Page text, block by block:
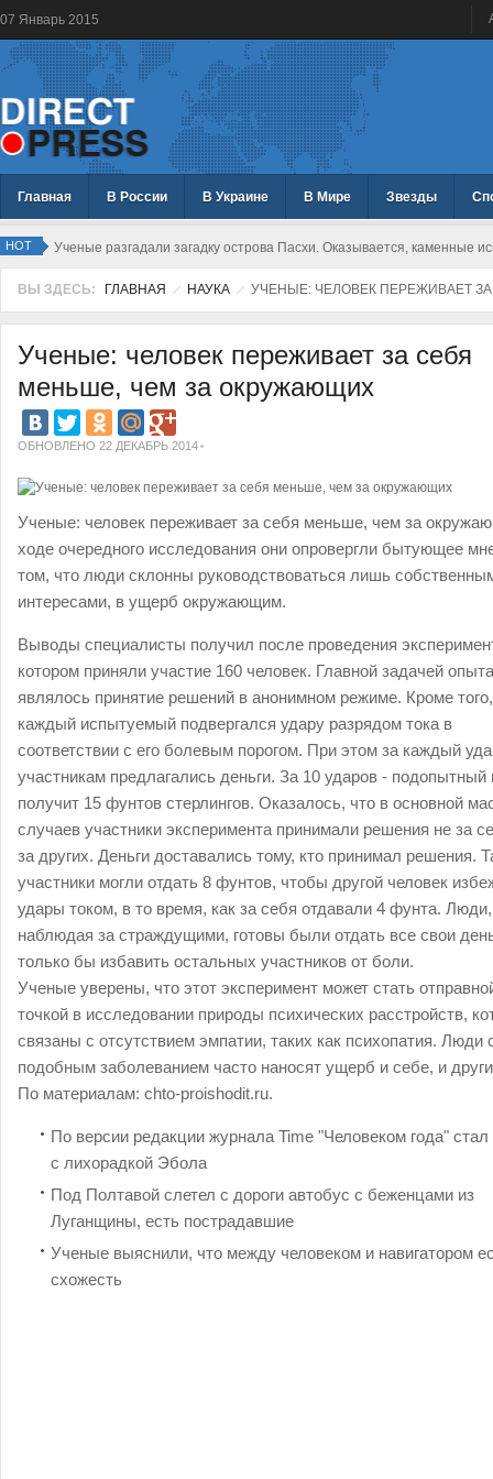
07 Январь 2015
Главная В России В Украине В Мире Звезды
HOT Ученые разгадали загадку острова Пасхи. Оказывается, каменные
ВЫ ЗДЕСЬ: ГЛАВНАЯ НАУКА УЧЕНЫЕ: ЧЕЛОВЕК ПЕРЕЖИВАЕТ
Ученые: человек переживает за себя
меньше, чем за окружающих
ОБНОВЛЕНО 22 ДЕКАБРЬ 2014
Ученые: человек переживает за себя меньше, чем за
ходе очередного исследования они опровергли бытующее
том, что люди склонны руководствоваться лишь
интересами, в ущерб окружающим.
Выводы специалисты получил после проведения
котором приняли участие 160 человек. Главной задачей опыта
являлось принятие решений в анонимном режиме. Кроме того,
каждый испытуемый подвергался удару разрядом тока в
соответствии с его болевым порогом. При этом за каждый
участникам предлагались деньги. За 10 ударов - подопытный
получит 15 фунтов стерлингов. Оказалось, что в основной
случаев участники эксперимента принимали решения не за
за других. Деньги доставались тому, кто принимал решения.
участники могли отдать 8 фунтов, чтобы другой человек
удары током, в то время, как за себя отдавали 4 фунта. Люди,
наблюдая за страждущими, готовы были отдать все свои
только бы избавить остальных участников от боли.
Ученые уверены, что этот эксперимент может стать
точкой в исследовании природы психических расстройств,
связаны с отсутствием эмпатии, таких как психопатия. Люди
подобным заболеванием часто наносят ущерб и себе, и
По материалам: chto-proishodit.ru.
По версии редакции журнала Time "Человеком года"
с лихорадкой Эбола
Под Полтавой слетел с дороги автобус с беженцами из
Луганщины, есть пострадавшие
Ученые выяснили, что между человеком и навигатором
схожесть